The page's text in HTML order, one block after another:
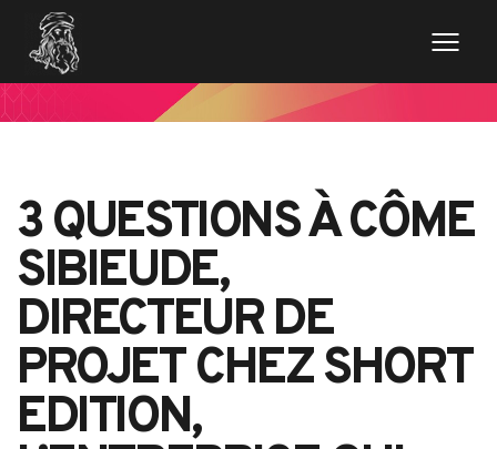
3 QUESTIONS À CÔME
SIBIEUDE,
DIRECTEUR DE
PROJET CHEZ SHORT
EDITION,